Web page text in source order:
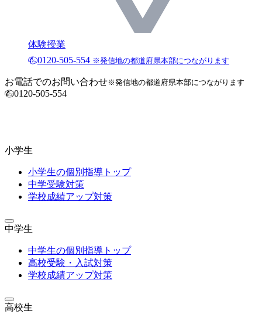
体験授業
0120-505-554 ※発信地の都道府県本部につながります
お電話でのお問い合わせ※発信地の都道府県本部につながります
0120-505-554
小学生
小学生の個別指導トップ
中学受験対策
学校成績アップ対策
中学生
中学生の個別指導トップ
高校受験・入試対策
学校成績アップ対策
高校生